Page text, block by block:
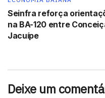
Seinfra reforça
na BA-120 entre
Jacuípe
Deixe um